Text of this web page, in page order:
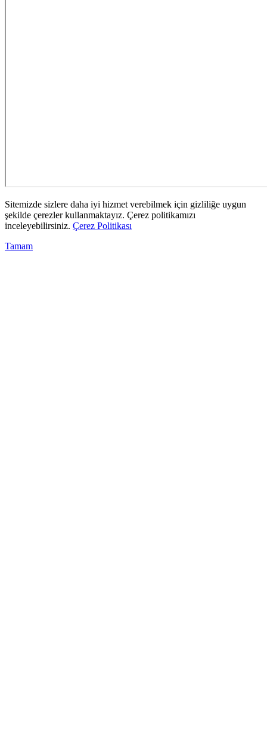
Sitemizde sizlere daha iyi hizmet verebilmek için gizliliğe uygun
şekilde çerezler kullanmaktayız. Çerez politikamızı
inceleyebilirsiniz. Çerez Politikası
Tamam